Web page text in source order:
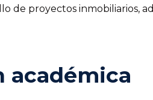
de proyectos inmobiliarios,
académica